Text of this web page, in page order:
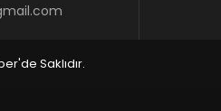
Saklıdır.